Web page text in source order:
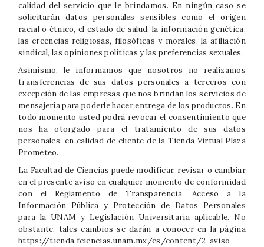
calidad del servicio que le brindamos. En ningún caso se
solicitarán datos personales sensibles como el origen
racial o étnico, el estado de salud, la información genética,
las creencias religiosas, filosóficas y morales, la afiliación
sindical, las opiniones políticas y las preferencias sexuales.
Asimismo, le informamos que nosotros no realizamos
transferencias de sus datos personales a terceros con
excepción de las empresas que nos brindan los servicios de
mensajería para poderle hacer entrega de los productos. En
todo momento usted podrá revocar el consentimiento que
nos ha otorgado para el tratamiento de sus datos
personales, en calidad de cliente de la Tienda Virtual Plaza
Prometeo.
La Facultad de Ciencias puede modificar, revisar o cambiar
en el presente aviso en cualquier momento de conformidad
con el Reglamento de Transparencia, Acceso a la
Información Pública y Protección de Datos Personales
para la UNAM y Legislación Universitaria aplicable. No
obstante, tales cambios se darán a conocer en la página
https://tienda.fciencias.unam.mx/es/content/2-aviso-